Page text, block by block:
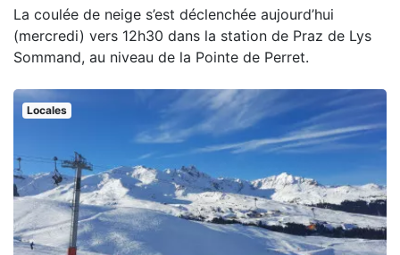
La coulée de neige s’est déclenchée aujourd’hui
(mercredi) vers 12h30 dans la station de Praz de Lys
Sommand, au niveau de la Pointe de Perret.
Locales